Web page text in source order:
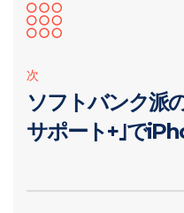
次
ソフトバンク派
サポート+｣で